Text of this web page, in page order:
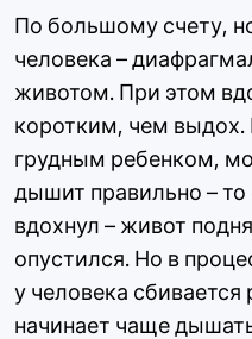
По большому счету,
человека –
животом. При этом
коротким, чем выдох.
грудным ребенком,
дышит правильно –
вдохнул – живот
опустился. Но в
у человека
начинает чаще